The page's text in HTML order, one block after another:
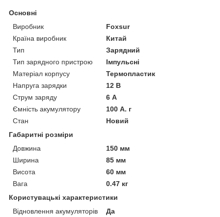
Основні
Виробник
Foxsur
Країна виробник
Китай
Тип
Зарядний
Тип зарядного пристрою
Імпульсні
Матеріал корпусу
Термопластик
Напруга зарядки
12 В
Струм заряду
6 А
Ємність акумулятору
100 А. г
Стан
Новий
Габаритні розміри
Довжина
150 мм
Ширина
85 мм
Висота
60 мм
Вага
0.47 кг
Користувацькі характеристики
Відновлення акумуляторів
Да